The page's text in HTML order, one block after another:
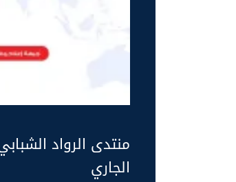
منتدى الرواد
الجاري